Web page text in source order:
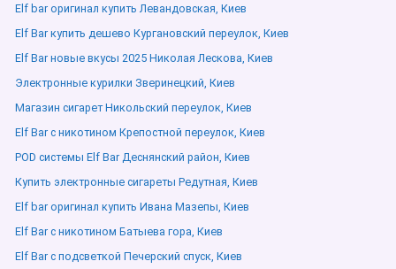
Elf bar оригинал купить Левандовская, Киев
Elf Bar купить дешево Кургановский переулок, Киев
Elf Bar новые вкусы 2025 Николая Лескова, Киев
Электронные курилки Зверинецкий, Киев
Магазин сигарет Никольский переулок, Киев
Elf Bar с никотином Крепостной переулок, Киев
POD системы Elf Bar Деснянский район, Киев
Купить электронные сигареты Редутная, Киев
Elf bar оригинал купить Ивана Мазепы, Киев
Elf Bar с никотином Батыева гора, Киев
Elf Bar с подсветкой Печерский спуск, Киев